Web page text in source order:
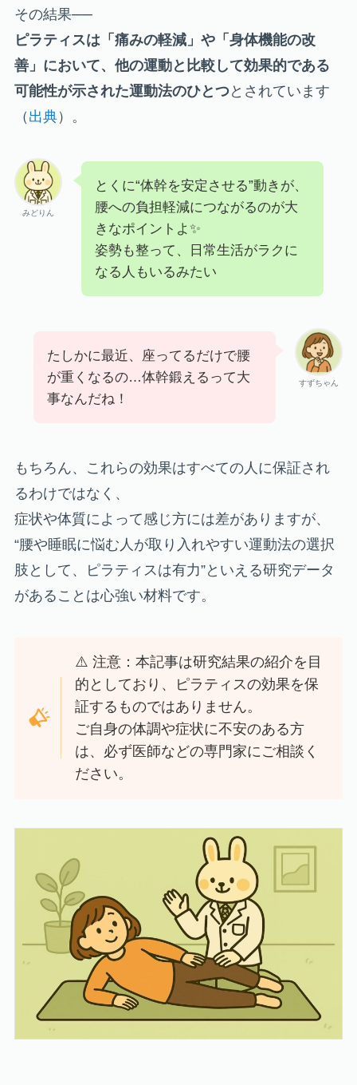
その結果──
ピラティスは「痛みの軽減」や「身体機能の改
善」において、他の運動と比較して効果的である
可能性が示された運動法のひとつとされています
（ 出典）。
みどりん
とくに“体幹を安定させる”動きが、
腰への負担軽減につながるのが大
きなポイントよ✨
姿勢も整って、日常生活がラクに
なる人もいるみたい
すずちゃん
たしかに最近、座ってるだけで腰
が重くなるの…体幹鍛えるって大
事なんだね！
もちろん、これらの効果はすべての人に保証され
るわけではなく、
症状や体質によって感じ方には差がありますが、
“腰や睡眠に悩む人が取り入れやすい運動法の選択
肢として、ピラティスは有力”といえる研究データ
があることは心強い材料です。
⚠️ 注意：本記事は研究結果の紹介を目
的としており、ピラティスの効果を保
証するものではありません。
ご自身の体調や症状に不安のある方
は、必ず医師などの専門家にご相談く
ださい。